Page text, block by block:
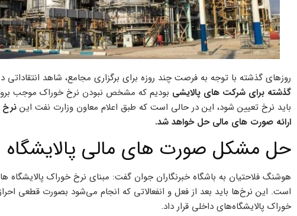
روزهای گذشته با توجه به فرصت چند روزه برای برگزاری مجامع، شاهد
گذشته برای شرکت های پالایشی بودیم که مشخص نبودن نرخ خوراک موجب
باید نرخ تعیین شود، این در حالی است که طبق اعلام معاون وزارت نفت این
ارائه صورت های مالی حل خواهد شد.
حل مشکل صورت های مالی پالایشگاه
هوشنگ فلاحتیان به باشگاه خبرنگاران جوان گفت: مبنای نرخ خوراک
است. این نرخ‌ها باید بعد از فعل و انفعالاتی که انجام می‌شود بصورت قطعی
خوراک پالایشگاه‌های داخلی قرار داد.